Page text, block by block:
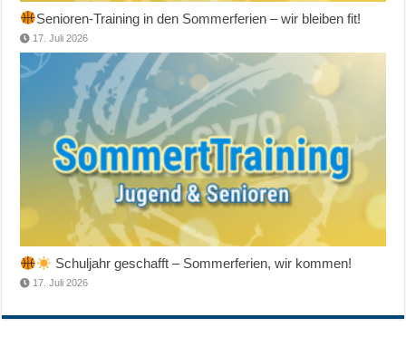
Senioren-Training in den Sommerferien – wir bleiben fit!
17. Juli 2026
Schuljahr geschafft – Sommerferien, wir kommen!
17. Juli 2026